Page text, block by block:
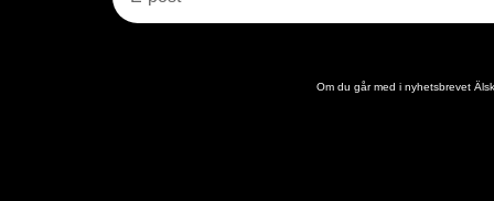
Om du går med i nyhetsbrevet